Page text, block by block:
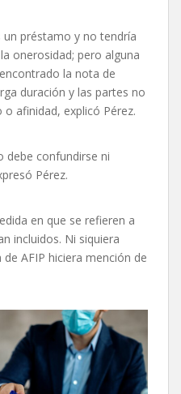
préstamo y no tendría
onerosidad; pero alguna
la nota de
duración y las partes no
afinidad, explicó Pérez.
debe confundirse ni
Pérez.
en que se refieren a
incluidos. Ni siquiera
AFIP hiciera mención de